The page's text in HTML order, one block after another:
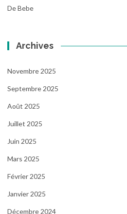
De Bebe
Archives
Novembre 2025
Septembre 2025
Août 2025
Juillet 2025
Juin 2025
Mars 2025
Février 2025
Janvier 2025
Décembre 2024